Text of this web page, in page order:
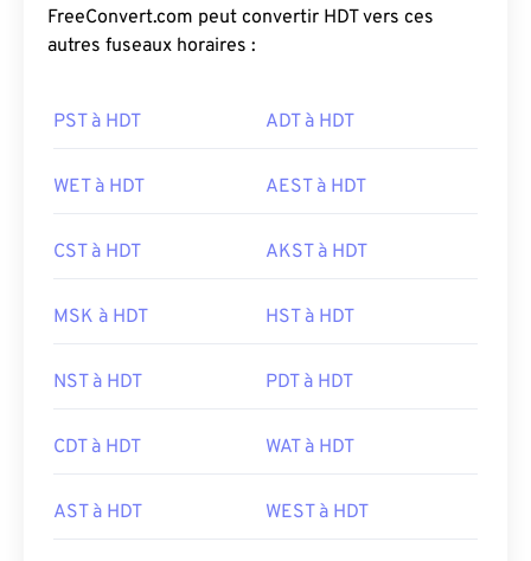
FreeConvert.com peut convertir HDT vers ces
autres fuseaux horaires :
PST à HDT ADT à HDT
WET à HDT AEST à HDT
CST à HDT AKST à HDT
MSK à HDT HST à HDT
NST à HDT PDT à HDT
CDT à HDT WAT à HDT
AST à HDT WEST à HDT